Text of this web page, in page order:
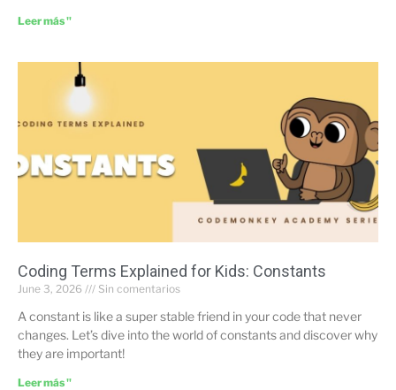
Leer más "
Coding Terms Explained for Kids: Constants
June 3, 2026 Sin comentarios
A constant is like a super stable friend in your code that never
changes. Let’s dive into the world of constants and discover why
they are important!
Leer más "